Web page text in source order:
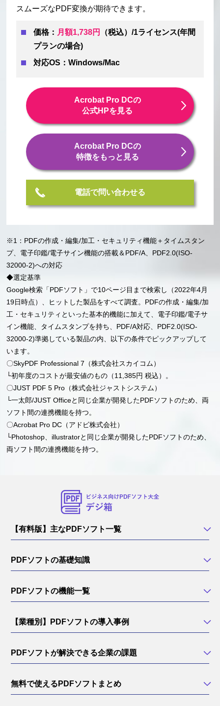
スムーズなPDF変換が期待できます。
価格： 月額1,738円
（税込）/1ライセンス(年間
プランの場合)
対応OS：Windows/Mac
Acrobat Pro DCの
公式HPを見る
Acrobat Pro DCの
特徴をもっと見る
電話で問い合わせる
※1：PDFの作成・編集/加工・セキュリティ機能＋タイムスタン
プ、電子印鑑/電子サイン機能の搭載＆PDF/A、PDF2.0(ISO-
32000-2)への対応
◆選定基準
Google検索「PDFソフト」で10ページ目まで検索し（2022年4月
19日時点）、ヒットした製品をすべて調査。PDFの作成・編集/加
工・セキュリティといった基本的機能に加えて、電子印鑑/電子サ
イン機能、タイムスタンプを持ち、PDF/A対応、PDF2.0(ISO-
32000-2)準拠している製品の内、以下の条件でピックアップして
います。
〇SkyPDF Professional 7（株式会社スカイコム）
└初年度のコストが最安値のもの（11,385円 税込）。
〇JUST PDF 5 Pro（株式会社ジャストシステム）
└一太郎/JUST Officeと同じ企業が開発したPDFソフトのため、両
ソフト間の連携機能を持つ。
〇Acrobat Pro DC（アドビ株式会社）
└Photoshop、illustratorと同じ企業が開発したPDFソフトのため、
両ソフト間の連携機能を持つ。
【有料版】主なPDFソフト一覧
PDFソフトの基礎知識
PDFソフトの機能一覧
【業種別】PDFソフトの導入事例
PDFソフトが解決できる企業の課題
無料で使えるPDFソフトまとめ